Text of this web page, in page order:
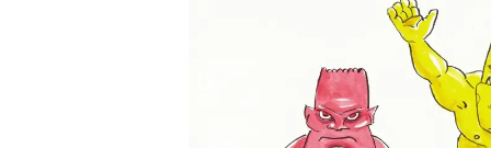
Economía y campo